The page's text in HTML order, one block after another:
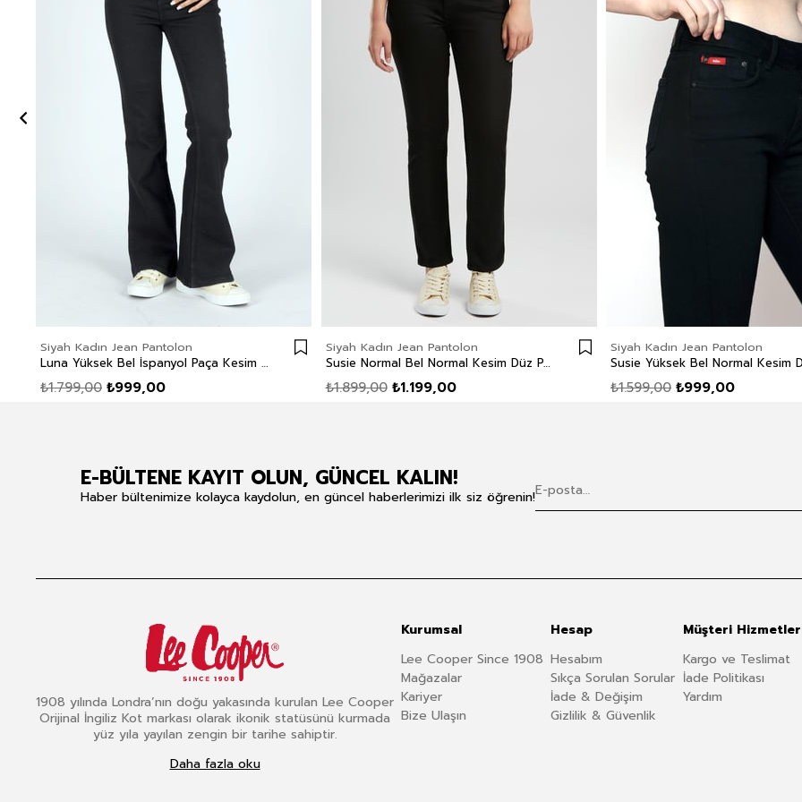
Siyah Kadın Jean Pantolon
Luna Yüksek Bel İspanyol Paça Kesim Geniş Paça Siyah Kadın Jean Pantolon
₺999,00
₺1.799,00
Siyah Kadın Jean Pantolon
Susie Normal Bel Normal Kesim Düz Paça Siyah Kadın Jean Pantolon
₺1.199,00
₺1.899,00
Siyah Kadın Jean Pantolon
₺999,00
₺1.599,00
E-BÜLTENE KAYIT OLUN, GÜNCEL KALIN!
Haber bültenimize kolayca kaydolun, en güncel haberlerimizi ilk siz öğrenin!
1908 yılında Londra’nın doğu yakasında kurulan Lee Cooper
Orijinal İngiliz Kot markası olarak ikonik statüsünü kurmada
yüz yıla yayılan zengin bir tarihe sahiptir.
Daha fazla oku
Kurumsal
Lee Cooper Since 1908
Mağazalar
Kariyer
Bize Ulaşın
Hesap
Hesabım
Sıkça Sorulan Sorular
İade & Değişim
Gizlilik & Güvenlik
Müşteri
Kargo ve Teslimat
İade Politikası
Yardım